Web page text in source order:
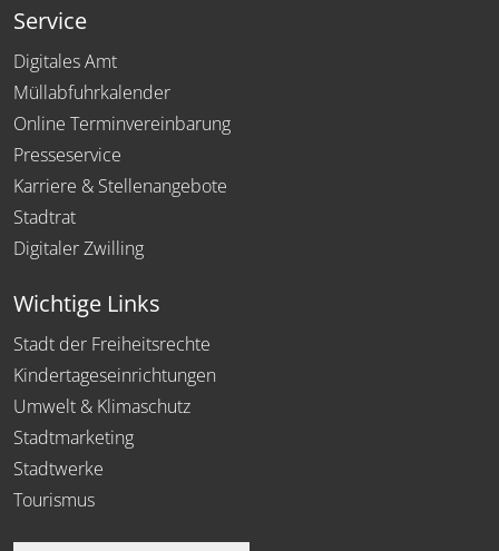
Service
Digitales Amt
Müllabfuhrkalender
Online Terminvereinbarung
Presseservice
Karriere & Stellenangebote
Stadtrat
Digitaler Zwilling
Wichtige Links
Stadt der Freiheitsrechte
Kindertageseinrichtungen
Umwelt & Klimaschutz
Stadtmarketing
Stadtwerke
Tourismus